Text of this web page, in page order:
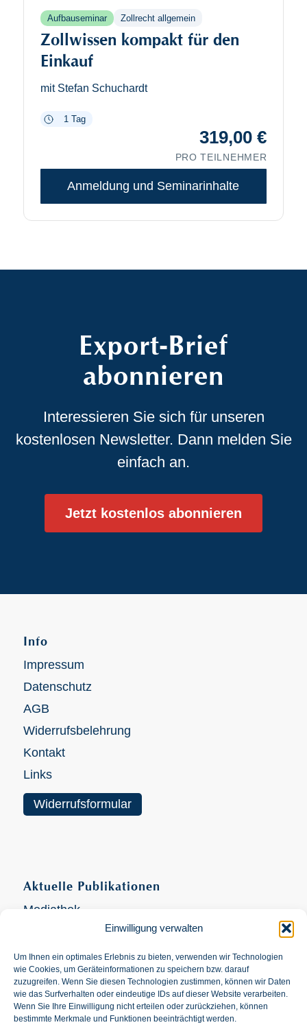
Einwilligung verwalten
Um Ihnen ein optimales Erlebnis zu bieten, verwenden wir Technologien
wie Cookies, um Geräteinformationen zu speichern bzw. darauf
zuzugreifen. Wenn Sie diesen Technologien zustimmen, können wir Daten
wie das Surfverhalten oder eindeutige IDs auf dieser Website verarbeiten.
Wenn Sie Ihre Einwilligung nicht erteilen oder zurückziehen, können
bestimmte Merkmale und Funktionen beeinträchtigt werden.
Aufbauseminar Zollrecht allgemein
Zollwissen kompakt für den
Einkauf
mit Stefan Schuchardt
1 Tag
319,00€
PRO TEILNEHMER
Anmeldung und Seminarinhalte
Export-Brief
abonnieren
Interessieren Sie sich für unseren
kostenlosen Newsletter. Dann melden Sie
einfach an.
Jetzt kostenlos abonnieren
Info
Impressum
Datenschutz
AGB
Widerrufsbelehrung
Kontakt
Links
Widerrufsformular
Aktuelle Publikationen
Mediathek
Suche